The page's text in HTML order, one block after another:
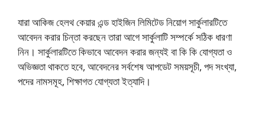
যারা আকিজ হেলথ কেয়ার এন্ড হাইজিন লিমিটেড নিয়োগ সার্কুলারটিতে
আবেদন করার চিন্তা করছেন তারা আগে সার্কুলাটি সম্পর্কে সঠিক ধারণা
নিন। সার্কুলারটিতে কিভাবে আবেদন করার জন্যই বা কি কি যোগ্যতা ও
অভিজ্ঞতা থাকতে হবে, আবেদনের সর্বশেষ আপডেট সময়সূচী, পদ সংখ্যা,
পদের নামসমূহ, শিক্ষাগত যোগ্যতা ইত্যাদি।